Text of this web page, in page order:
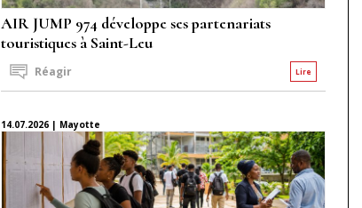
AIR JUMP 974 développe ses partenariats
touristiques à Saint-Leu
Lire
Réagir
14.07.2026 | Mayotte